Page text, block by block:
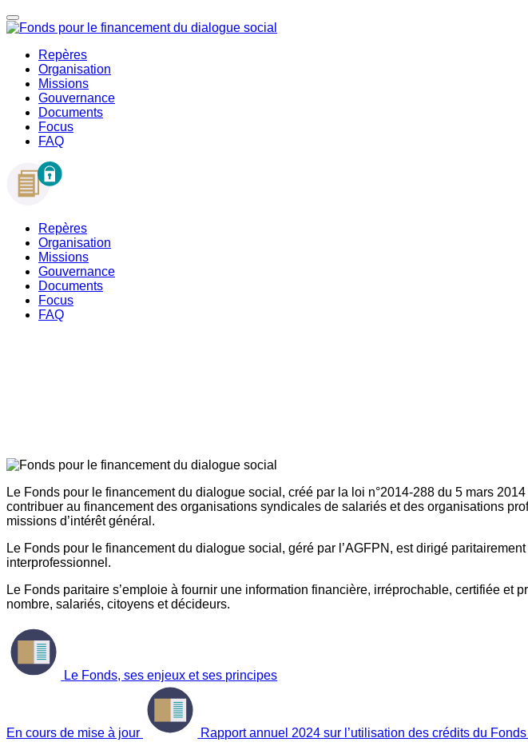
Repères
Organisation
Missions
Gouvernance
Documents
Focus
FAQ
Repères
Organisation
Missions
Gouvernance
Documents
Focus
FAQ
Le Fonds pour le financement du dialogue social, créé par la loi n°2014-288 du 5 mars
contribuer au financement des organisations syndicales de salariés et des organisations
missions d’intérêt général.
Le Fonds pour le financement du dialogue social, géré par l’AGFPN, est dirigé
interprofessionnel.
Le Fonds paritaire s’emploie à fournir une information financière, irréprochable, certifiée
nombre, salariés, citoyens et décideurs.
Le Fonds, ses enjeux et ses principes
En cours de mise à jour Rapport annuel 2024 sur l’utilisation des crédits du